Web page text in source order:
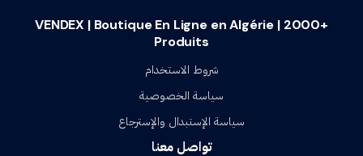
VENDEX | Boutique En Ligne en Algérie | 2000+
Produits
شروط الاستخدام
سياسة الخصوصية
سياسة الإستبدال والإسترجاع
تواصل معنا